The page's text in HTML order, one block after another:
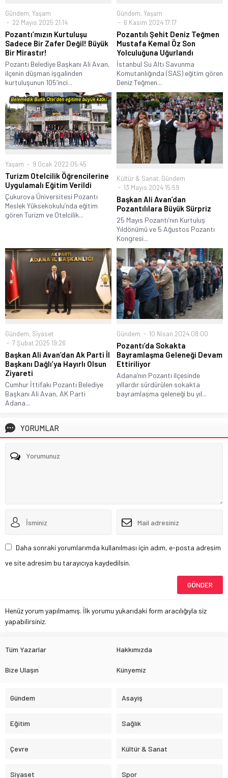
Gündem, Yaşam
22 Mayıs 2025 21:14
Pozantı’mızın Kurtuluşu
Sadece Bir Zafer Değil! Büyük
Bir Mirastır!
Pozantı Belediye Başkanı Ali Avan,
ilçenin düşman işgalinden
kurtuluşunun 105’inci...
Gündem, Yaşam
6 Kasım 2024 17:17
Pozantılı Şehit Deniz Teğmen
Mustafa Kemal Öz Son
Yolculuğuna Uğurlandı
İstanbul Su Altı Savunma
Komutanlığında (SAS) eğitim gören
Deniz Teğmen...
Yaşam 9 Ocak 2022 05:45
Turizm Otelcilik Öğrencilerine
Uygulamalı Eğitim Verildi
Çukurova Üniversitesi Pozantı
Meslek Yüksekokulu’nda eğitim
gören Turizm ve Otelcilik...
Kültür & Sanat, Gündem
13 Mayıs 2024 15:59
Başkan Ali Avan’dan
Pozantılılara Büyük Sürpriz
25 Mayıs Pozantı’nın Kurtuluş
Yıldönümü ve 5 Ağustos Pozantı
Kongresi...
Gündem, Siyaset
7 Şubat 2025 19:26
Başkan Ali Avan’dan Ak Parti İl
Başkanı Dağlı’ya Hayırlı Olsun
Ziyareti
Cumhur İttifakı Pozantı Belediye
Başkanı Ali Avan, AK Parti
Adana...
Gündem 10 Nisan 2024 08:00
Pozantı’da Sokakta
Bayramlaşma Geleneği Devam
Ettiriliyor
Adana’nın Pozantı ilçesinde
yıllardır sürdürülen sokakta
bayramlaşma geleneği bu yıl...
YORUMLAR
Daha sonraki yorumlarımda kullanılması için adım, e-posta adresim
ve site adresim bu tarayıcıya kaydedilsin.
Henüz yorum yapılmamış. İlk yorumu yukarıdaki form aracılığıyla siz
yapabilirsiniz.
Tüm Yazarlar Hakkımızda
Bize Ulaşın Künyemiz
Gündem Asayiş
Eğitim Sağlık
Çevre Kültür & Sanat
Siyaset Spor